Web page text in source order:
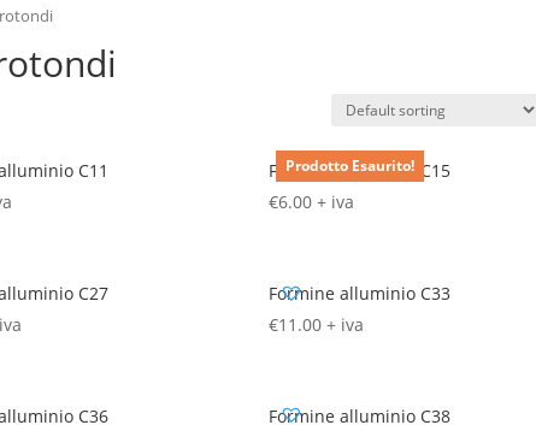
C11
Prodotto Esaurito!
Formine alluminio C15
€6.00 + iva
C27
Formine alluminio C33
€11.00 + iva
C36
Formine alluminio C38